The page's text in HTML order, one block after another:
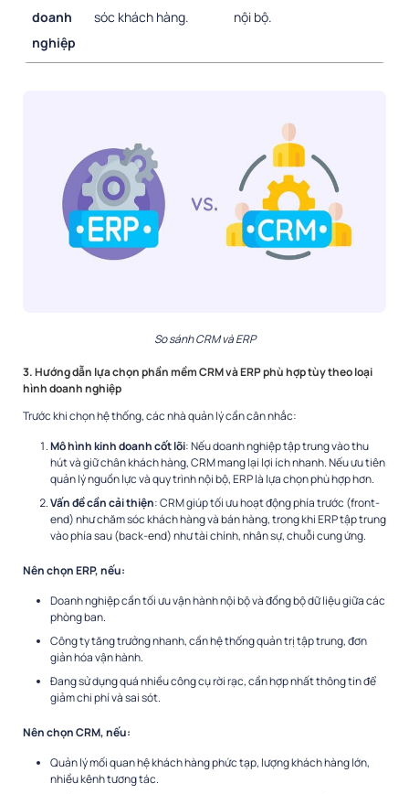
doanh
nghiệp
sóc khách hàng.
nội bộ.
So sánh CRM và ERP
3. Hướng dẫn lựa chọn phần mềm CRM và ERP phù hợp tùy theo loại
hình doanh nghiệp
Trước khi chọn hệ thống, các nhà quản lý cần cân nhắc:
Mô hình kinh doanh cốt lõi: Nếu doanh nghiệp tập trung vào thu
hút và giữ chân khách hàng, CRM mang lại lợi ích nhanh. Nếu ưu tiên
quản lý nguồn lực và quy trình nội bộ, ERP là lựa chọn phù hợp hơn.
Vấn đề cần cải thiện: CRM giúp tối ưu hoạt động phía trước (front-
end) như chăm sóc khách hàng và bán hàng, trong khi ERP tập trung
vào phía sau (back-end) như tài chính, nhân sự, chuỗi cung ứng.
Nên chọn ERP, nếu:
Doanh nghiệp cần tối ưu vận hành nội bộ và đồng bộ dữ liệu giữa các
phòng ban.
Công ty tăng trưởng nhanh, cần hệ thống quản trị tập trung, đơn
giản hóa vận hành.
Đang sử dụng quá nhiều công cụ rời rạc, cần hợp nhất thông tin để
giảm chi phí và sai sót.
Nên chọn CRM, nếu:
Quản lý mối quan hệ khách hàng phức tạp, lượng khách hàng lớn,
nhiều kênh tương tác.